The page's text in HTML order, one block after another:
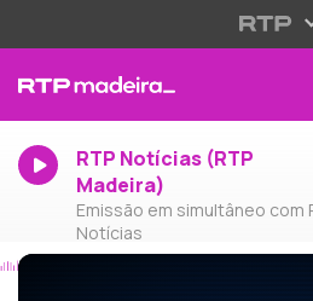
RTP Notícias (RTP
Madeira)
Emissão em simultâneo com
Notícias